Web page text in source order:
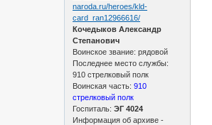
naroda.ru/heroes/kld-
card_ran12966616/
Кочедыков Александр
Степанович
Воинское звание: рядовой
Последнее место службы:
910 стрелковый полк
Воинская часть:910
стрелковый полк
Госпиталь:ЭГ 4024
Информация об архиве -